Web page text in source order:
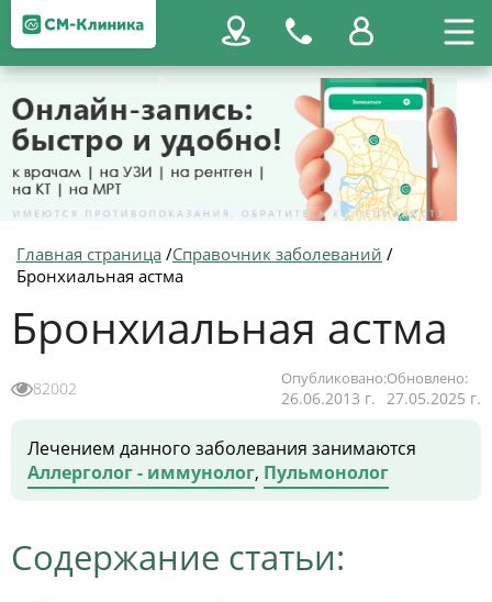
Главная страница /Справочник заболеваний /
Бронхиальная астма
Бронхиальная астма
82002 Опубликовано:
26.06.2013 г.
Обновлено:
27.05.2025 г.
Лечением данного заболевания занимаются
Аллерголог - иммунолог, Пульмонолог
Содержание статьи: